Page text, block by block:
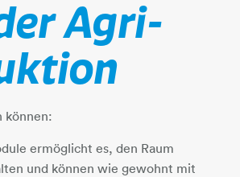
Agri-
können:
ermöglicht es, den Raum
und können wie gewohnt mit